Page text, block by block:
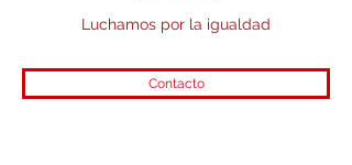
Luchamos por la igualdad
Contacto